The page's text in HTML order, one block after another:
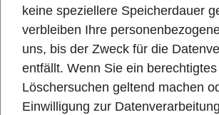
keine speziellere Speicherdauer
verbleiben Ihre
uns, bis der Zweck für die
entfällt. Wenn Sie ein berechtigtes
Löschersuchen geltend machen
Einwilligung zur